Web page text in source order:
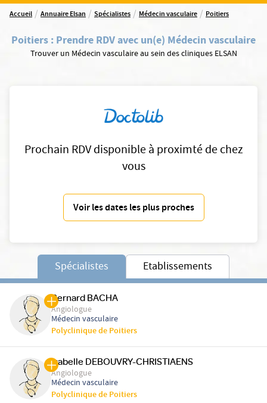
Accueil / Annuaire Elsan / Spécialistes / Médecin vasculaire / Poitiers
Poitiers : Prendre RDV avec un(e) Médecin vasculaire
Trouver un Médecin vasculaire au sein des cliniques ELSAN
Prochain RDV disponible à proximté de chez
vous
Voir les dates les plus proches
Spécialistes Etablissements
Bernard BACHA
Angiologue
Médecin vasculaire
Polyclinique de Poitiers
Isabelle DEBOUVRY-CHRISTIAENS
Angiologue
Médecin vasculaire
Polyclinique de Poitiers